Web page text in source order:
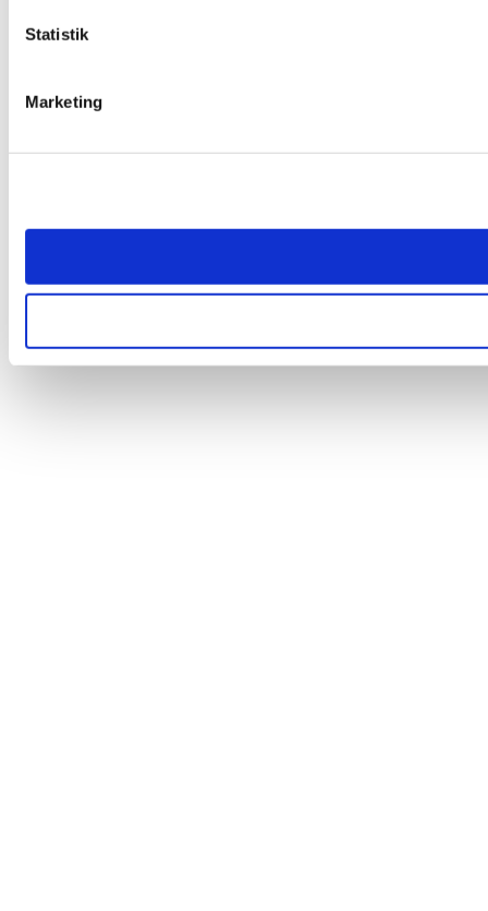
Statistik
Marketing